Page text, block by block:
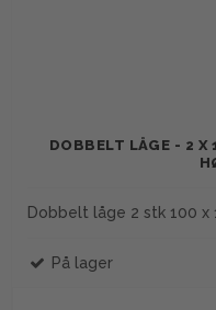
DOBBELT LÅGE - 2
Dobbelt låge 2 stk 100 x
På lager